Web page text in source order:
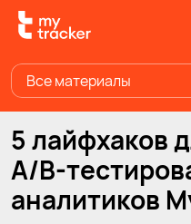
Все материалы
5 лайфхаков
А/B-
аналитиков